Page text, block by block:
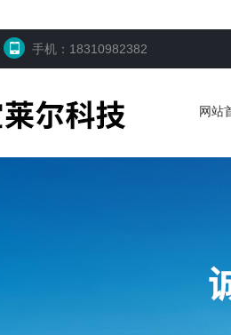
手机：18310982382
网站